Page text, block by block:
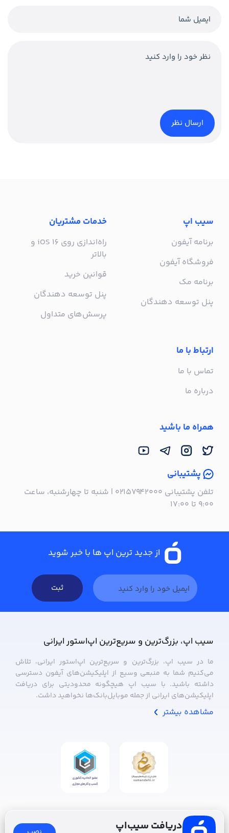
سیب اپ
برنامه آیفون
فروشگاه آیفون
برنامه مک
پنل توسعه دهندگان
خدمات مشتریان
راه‌اندازی روی iOS 16 و
بالاتر
قوانین خرید
پنل توسعه دهندگان
پرسش‌های متداول
ارتباط با ما
تماس با ما
درباره ما
همراه ما باشید
پشتیبانی
تلفن پشتیبانی ۰۲۱۵۷۹۴۲۰۰۰ | شنبه تا چهارشنبه، ساعت
۹:۰۰ تا ۱۷:۰۰
از جدید ترین اپ ها با خبر شوید
ثبت
سیب ‌اپ، بزرگ‌ترین و سریع‌ترین اپ‌استور ایرانی
ما در سیب ‌اپ، بزرگ‌ترین و سریع‌ترین اپ‌استور ایرانی، تلاش
می‌کنیم شما به منبعی وسیع از اپلیکیشن‌های آیفون دسترسی
داشته باشید. با سیب ‌اپ هیچگونه محدودیتی برای دریافت
اپلیکیشن‌های ایرانی از جمله موبایل‌بانک‌ها نخواهید داشت.
مشاهده بیشتر
دریافت سیب‌اپ